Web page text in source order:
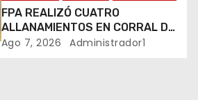
FPA REALIZÓ CUATRO
ALLANAMIENTOS EN CORRAL DE
BUSTOS-IFFLINGER
Ago 7, 2026 Administrador1